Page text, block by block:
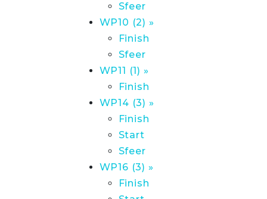
Sfeer
WP10 (2) »
Finish
Sfeer
WP11 (1) »
Finish
WP14 (3) »
Finish
Start
Sfeer
WP16 (3) »
Finish